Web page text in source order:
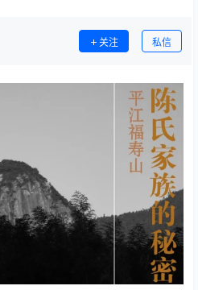
关注 私信